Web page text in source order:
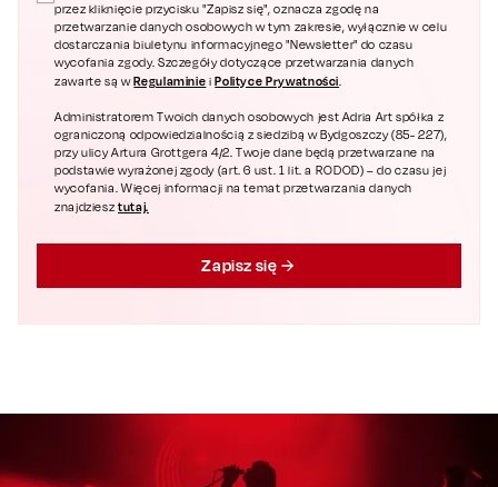
przez kliknięcie przycisku "Zapisz się", oznacza zgodę na
przetwarzanie danych osobowych w tym zakresie, wyłącznie w celu
dostarczania biuletynu informacyjnego "Newsletter" do czasu
wycofania zgody. Szczegóły dotyczące przetwarzania danych
zawarte są wRegulaminie iPolityce Prywatności.
Administratorem Twoich danych osobowych jest Adria Art spółka z
ograniczoną odpowiedzialnością z siedzibą w Bydgoszczy (85- 227),
przy ulicy Artura Grottgera 4/2. Twoje dane będą przetwarzane na
podstawie wyrażonej zgody (art. 6 ust. 1 lit. a RODOD) – do czasu jej
wycofania. Więcej informacji na temat przetwarzania danych
znajdziesztutaj.
Zapisz się